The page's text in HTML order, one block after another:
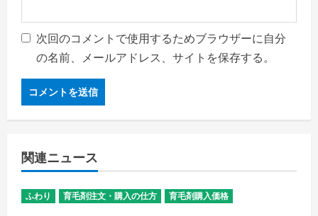
次回のコメントで使用するためブラウザーに自分
の名前、メールアドレス、サイトを保存する。
関連ニュース
ふわり 育毛剤注文・購入の仕方 育毛剤購入価格